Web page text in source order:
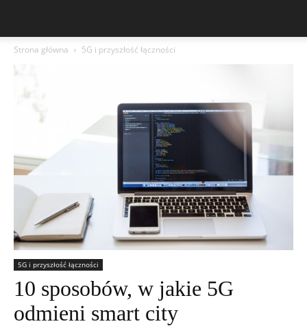
Strona główna 5G i przyszłość łączności
5G i przyszłość łączności
10 sposobów, w jakie 5G
odmieni smart city